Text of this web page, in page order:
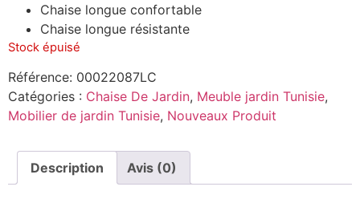
Chaise longue confortable
Chaise longue résistante
Stock épuisé
Référence: 00022087LC
Catégories : Chaise De Jardin, Meuble jardin Tunisie,
Mobilier de jardin Tunisie, Nouveaux Produit
Description Avis (0)